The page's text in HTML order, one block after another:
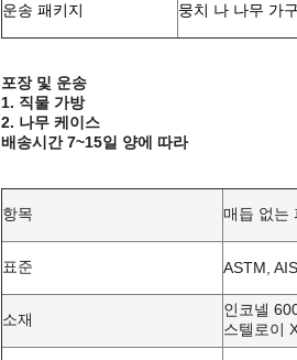
운송 패키지 뭉치 나 나무 가구
포장 및 운송
1. 직물 가방
2. 나무 케이스
배송시간 7~15일 양에 따라
항목 매듭 없는
표준 ASTM,
소재
인코넬
스텔로이